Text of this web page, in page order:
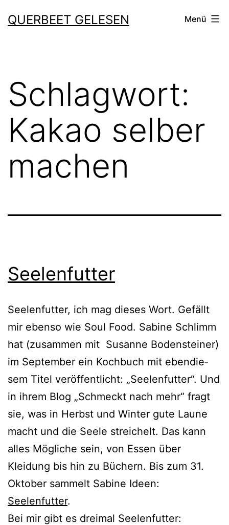
Inhalt
QUERBEET GELESEN Menü
Schlagwort:
Kakao selber
machen
Seelenfutter
Seelenfutter, ich mag die­ses Wort. Gefällt
mir eben­so wie Soul Food. Sabine Schlimm
hat (zusam­men mit Susanne Bodensteiner)
im September ein Kochbuch mit eben­die­
sem Titel ver­öf­fent­licht: „Seelenfutter“. Und
in ihrem Blog „Schmeckt nach mehr“ fragt
sie, was in Herbst und Winter gute Laune
macht und die Seele strei­chelt. Das kann
alles Mögliche sein, von Essen über
Kleidung bis hin zu Büchern. Bis zum 31.
Oktober sam­melt Sabine Ideen:
Seelenfutter.
Bei mir gibt es drei­mal Seelenfutter: